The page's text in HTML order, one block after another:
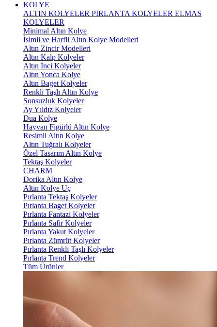
KOLYE
ALTIN KOLYELER PIRLANTA KOLYELER ELMAS
KOLYELER
Minimal Altın Kolye
İsimli ve Harfli Altın Kolye Modelleri
Altın Zincir Modelleri
Altın Kalp Kolyeler
Altın İnci Kolyeler
Altın Yonca Kolye
Altın Baget Kolyeler
Renkli Taşlı Altın Kolye
Sonsuzluk Kolyeler
Ay Yıldız Kolyeler
Dua Kolye
Hayvan Figürlü Altın Kolye
Resimli Altın Kolye
Altın Tuğralı Kolyeler
Özel Tasarım Altın Kolye
Tektaş Kolyeler
CHARM
Dorika Altın Kolye
Altın Kolye Uç
Pırlanta Tektaş Kolyeler
Pırlanta Baget Kolyeler
Pırlanta Fantazi Kolyeler
Pırlanta Safir Kolyeler
Pırlanta Yakut Kolyeler
Pırlanta Zümrüt Kolyeler
Pırlanta Renkli Taşlı Kolyeler
Pırlanta Trend Kolyeler
Tüm Ürünler